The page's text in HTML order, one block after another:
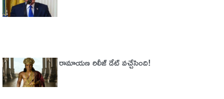
రామాయణ రిలీజ్ డేట్ వచ్చేసింది!